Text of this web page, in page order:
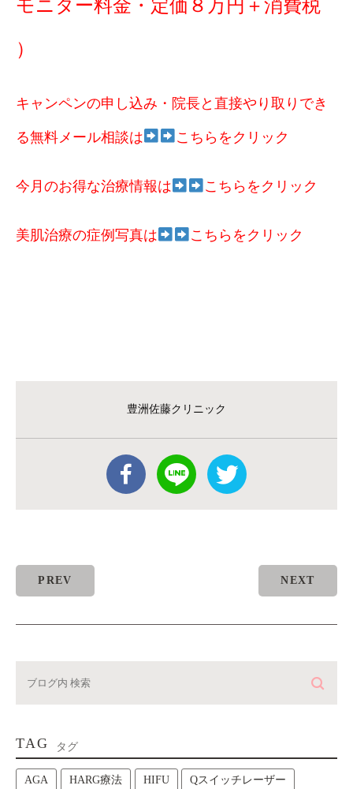
モニター料金・定価８万円＋消費税
）
キャンペンの申し込み・院長と直接やり取りでき
る無料メール相談は こちらをクリック
今月のお得な治療情報は こちらをクリック
美肌治療の症例写真は こちらをクリック
豊洲佐藤クリニック
PREV NEXT
TAG タグ
AGA HARG療法 HIFU Qスイッチレーザー